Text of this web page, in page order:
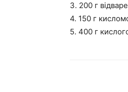
3. 200 г
4. 150 г
5. 400 г